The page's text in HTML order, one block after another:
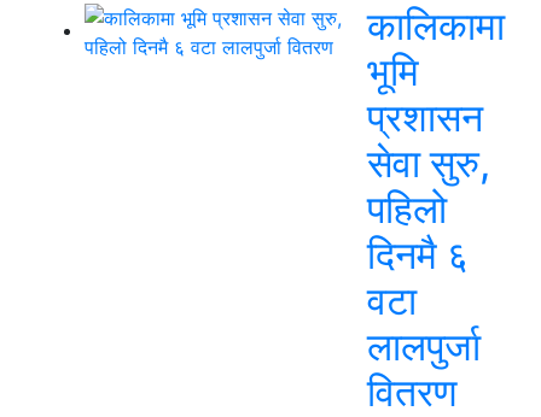
कालिकामा
भूमि
प्रशासन
सेवा सुरु,
पहिलो
दिनमै ६
वटा
लालपुर्जा
वितरण